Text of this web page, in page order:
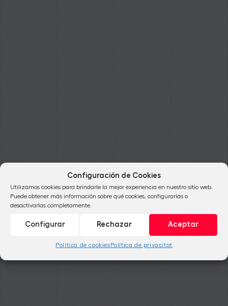
Configuración de Cookies
Utilizamos cookies para brindarle la mejor experiencia en nuestro sitio web.
Puede obtener más información sobre qué cookies, configurarlas o
desactivarlas completamente.
Aceptar
Rechazar
Configurar
Política de cookiesPolítica de privacitat